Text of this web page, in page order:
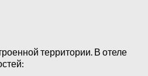
территории. В отеле